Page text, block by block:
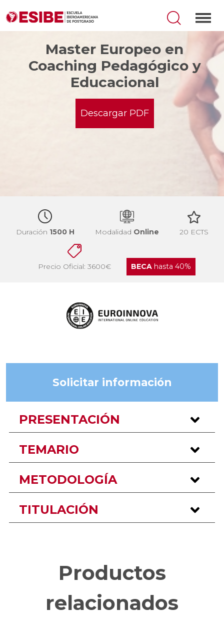
Master Europeo en
Coaching Pedagógico y
Educacional
Descargar PDF
Duración 1500 H Modalidad Online 20 ECTS
Precio Oficial: 3600€ BECAhasta 40%
Solicitar información
PRESENTACIÓN
TEMARIO
METODOLOGÍA
TITULACIÓN
Productos
relacionados